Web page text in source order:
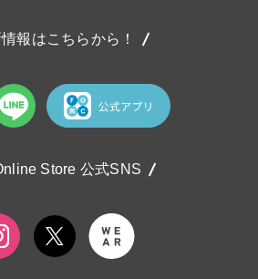
報はこちらから！
Store 公式SNS